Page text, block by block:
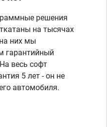
решения
на тысячах
них мы
гарантийный
весь софт
5 лет - он не
автомобиля.